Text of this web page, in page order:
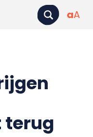
aA
terug